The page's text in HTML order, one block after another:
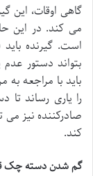
گاهی اوقات،
می کند. در این
است. گیرنده
بتواند دستور
باید با مراجعه
را یاری رساند
صادرکننده نیز
کند.
گم شدن دسته چک